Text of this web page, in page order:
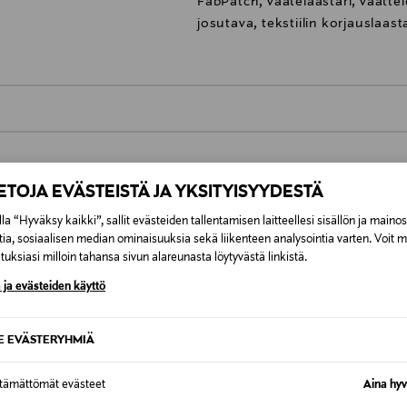
EVÄSTEISTÄ JA YKSITYISYYDESTÄ
“Hyväksy kaikki”, sallit evästeiden tallentamisen laitteellesi sisällön ja
sosiaalisen median ominaisuuksia sekä liikenteen analysointia varten. Voit
milloin tahansa sivun alareunasta löytyvästä linkistä.
ja evästeiden käyttö
EVÄSTERYHMIÄ
evästeet Aina
josutava, tekstiilin
0,00 € – 4,90 €
7,90 €–50,00 € kuljetusyhtiöstä ja
Alk. 6,90 €, kun toimitus on
tilaukseesi. Voit palauttaa tilaamasi tuotteen 30 vuorokauden
NÄISTÄ